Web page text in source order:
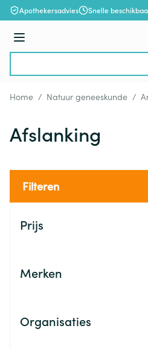
Ga naar de inhoud
Apothekersadvies Snelle
Menu
Home / Natuur geneeskunde /
Afslanking
Filteren
Prijs
Merken
Organisaties